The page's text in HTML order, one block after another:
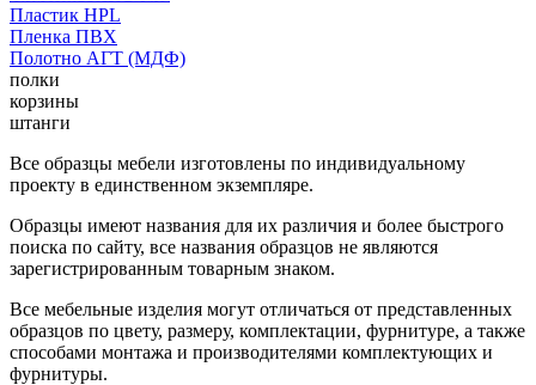
Пластик HPL
Пленка ПВХ
Полотно АГТ (МДФ)
полки
корзины
штанги
Все образцы мебели изготовлены по индивидуальному
проекту в единственном экземпляре.
Образцы имеют названия для их различия и более быстрого
поиска по сайту, все названия образцов не являются
зарегистрированным товарным знаком.
Все мебельные изделия могут отличаться от представленных
образцов по цвету, размеру, комплектации, фурнитуре, а также
способами монтажа и производителями комплектующих и
фурнитуры.